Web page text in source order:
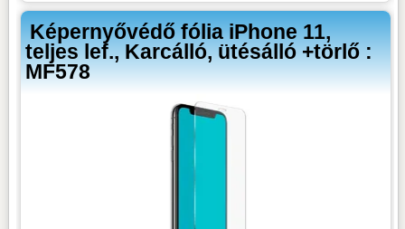
Képernyővédő fólia iPhone 11,
teljes lef., Karcálló, ütésálló +törlő :
MF578